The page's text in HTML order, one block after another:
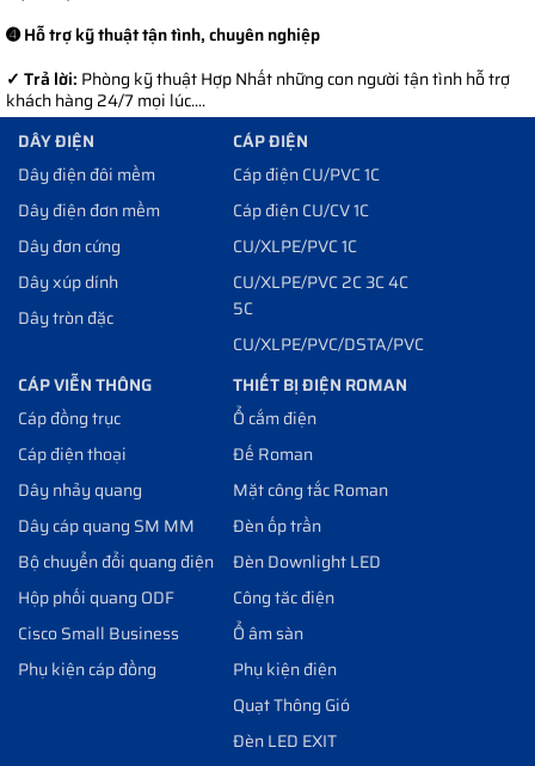
➍ Hỗ trợ kỹ thuật tận tình, chuyên nghiệp
✓ Trả lời: Phòng kỹ thuật Hợp Nhất những con người tận tình hỗ trợ
khách hàng 24/7 mọi lúc....
DÂY ĐIỆN
Dây điện đôi mềm
Dây điện đơn mềm
Dây đơn cứng
Dây xúp dính
Dây tròn đặc
CÁP ĐIỆN
Cáp điện CU/PVC 1C
Cáp điện CU/CV 1C
CU/XLPE/PVC 1C
CU/XLPE/PVC 2C 3C 4C
5C
CU/XLPE/PVC/DSTA/PVC
CÁP VIỄN THÔNG
Cáp đồng trục
Cáp điện thoại
Dây nhảy quang
Dây cáp quang SM MM
Bộ chuyển đổi quang điện
Hộp phối quang ODF
Cisco Small Business
Phụ kiện cáp đồng
THIẾT BỊ ĐIỆN ROMAN
Ổ cắm điện
Đế Roman
Mặt công tắc Roman
Đèn ốp trần
Đèn Downlight LED
Công tăc điện
Ổ âm sàn
Phụ kiện điện
Quạt Thông Gió
Đèn LED EXIT